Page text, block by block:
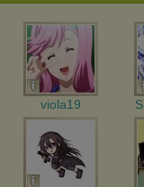
viola19